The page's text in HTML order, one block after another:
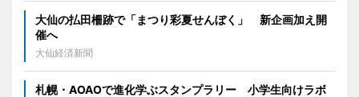
大仙の払田柵跡で「まつり彩夏せんぼく」 新企画加え開
催へ
大仙経済新聞
札幌・AOAOで進化学ぶスタンプラリー 小学生向けラボ